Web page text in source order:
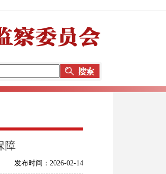
障
发布时间：2026-02-14